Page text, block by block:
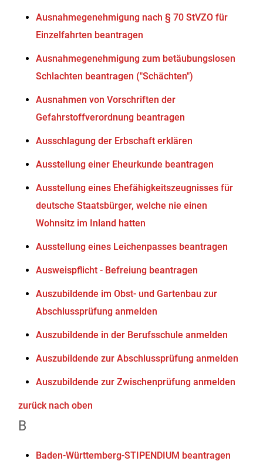
Ausnahmegenehmigung nach § 70 StVZO für
Einzelfahrten beantragen
Ausnahmegenehmigung zum betäubungslosen
Schlachten beantragen ("Schächten")
Ausnahmen von Vorschriften der
Gefahrstoffverordnung beantragen
Ausschlagung der Erbschaft erklären
Ausstellung einer Eheurkunde beantragen
Ausstellung eines Ehefähigkeitszeugnisses für
deutsche Staatsbürger, welche nie einen
Wohnsitz im Inland hatten
Ausstellung eines Leichenpasses beantragen
Ausweispflicht - Befreiung beantragen
Auszubildende im Obst- und Gartenbau zur
Abschlussprüfung anmelden
Auszubildende in der Berufsschule anmelden
Auszubildende zur Abschlussprüfung anmelden
Auszubildende zur Zwischenprüfung anmelden
zurück nach oben
B
Baden-Württemberg-STIPENDIUM beantragen